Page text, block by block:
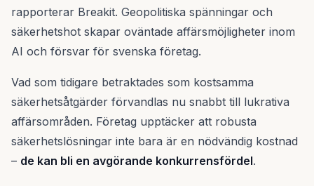
rapporterar Breakit. Geopolitiska spänningar och
säkerhetshot skapar oväntade affärsmöjligheter inom
AI och försvar för svenska företag.
Vad som tidigare betraktades som kostsamma
säkerhetsåtgärder förvandlas nu snabbt till lukrativa
affärsområden. Företag upptäcker att robusta
säkerhetslösningar inte bara är en nödvändig kostnad
– de kan bli en avgörande konkurrensfördel.